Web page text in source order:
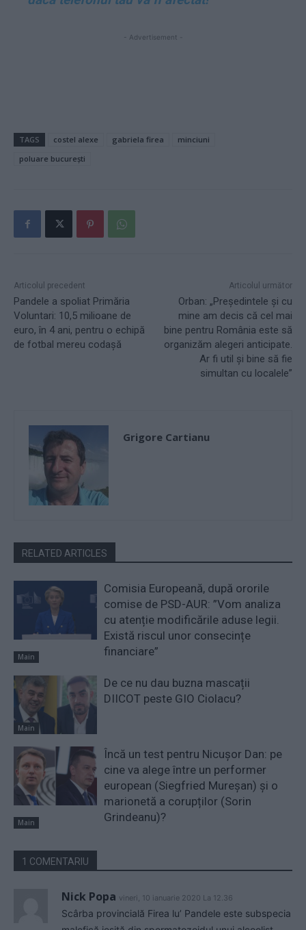
- Advertisement -
TAGS costel alexe gabriela firea
minciuni
poluare bucurești
Articolul precedent
Pandele a spoliat Primăria
Voluntari: 10,5 milioane de
euro, în 4 ani, pentru o echipă
de fotbal mereu codașă
Articolul următor
Orban: „Președintele și cu
mine am decis că cel mai
bine pentru România este să
organizăm alegeri anticipate.
Ar fi util şi bine să fie
simultan cu localele”
Grigore Cartianu
RELATED ARTICLES
Main
Comisia Europeană, după ororile
comise de PSD-AUR: ”Vom analiza
cu atenție modificările aduse legii.
Există riscul unor consecințe
financiare”
Main
De ce nu dau buzna mascații
DIICOT peste GIO Ciolacu?
Main
Încă un test pentru Nicușor Dan: pe
cine va alege între un performer
european (Siegfried Mureșan) și o
marionetă a corupților (Sorin
Grindeanu)?
1 COMENTARIU
Nick Popa vineri, 10 ianuarie 2020 La 12.36
Scârba provincială Firea lu’ Pandele este subspecia